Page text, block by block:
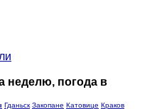
неделю, погода в
Гданьск Закопане Катовице Краков